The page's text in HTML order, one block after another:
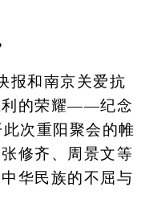
和南京关爱抗
利的荣耀——纪念
次重阳聚会的帷
修齐、周景文等
华民族的不屈与